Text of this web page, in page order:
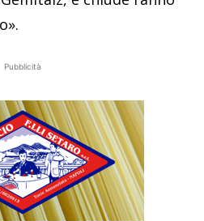
Pubblicità